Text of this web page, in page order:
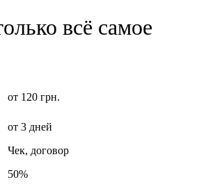
всё самое
от 120 грн.
от 3 дней
Чек, договор
50%